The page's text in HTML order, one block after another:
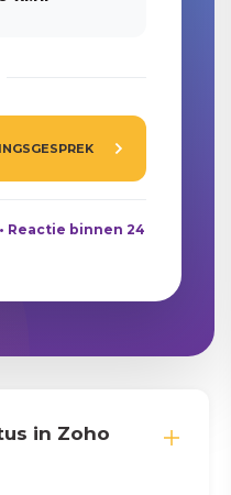
Reactie binnen 24
in Zoho